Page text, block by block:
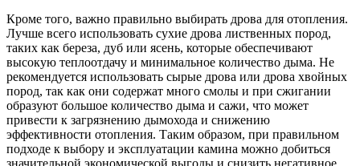
Кроме того, важно правильно выбирать дрова для отопления.
Лучше всего использовать сухие дрова лиственных пород,
таких как береза, дуб или ясень, которые обеспечивают
высокую теплоотдачу и минимальное количество дыма. Не
рекомендуется использовать сырые дрова или дрова хвойных
пород, так как они содержат много смолы и при сжигании
образуют большое количество дыма и сажи, что может
привести к загрязнению дымохода и снижению
эффективности отопления. Таким образом, при правильном
подходе к выбору и эксплуатации камина можно добиться